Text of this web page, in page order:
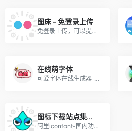
图床 – 免登录上传
免登录上传，可以提供缩略图、大图链接与嵌入代码，登录后可以管理自己上传的内容。
在线萌字体
可爱字体在线生成器_少女字体在线生成器_卡通字体在线生成器
图标下载站点集合（阿里、flaticon、icons8）
阿里iconfont-国内功能很强大...